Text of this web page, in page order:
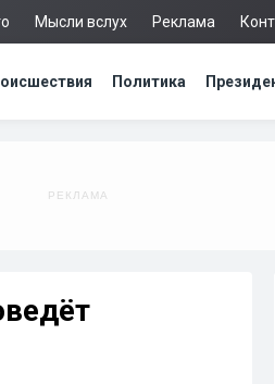
Мысли вслух Реклама
Политика